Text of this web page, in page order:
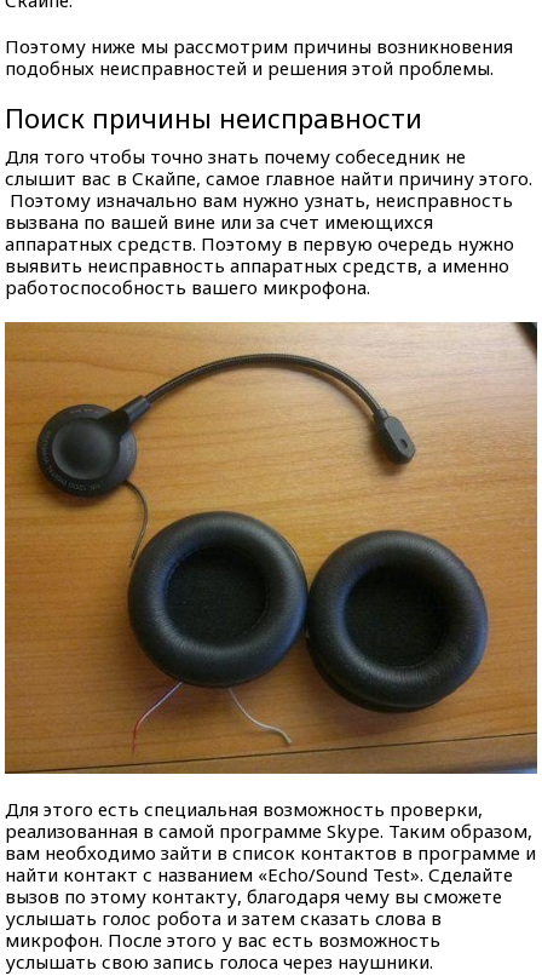
Поэтому ниже мы рассмотрим причины возникновения
подобных неисправностей и решения этой проблемы.
Поиск причины неисправности
Для того чтобы точно знать почему собеседник не
слышит вас в Скайпе, самое главное найти причину этого.
Поэтому изначально вам нужно узнать, неисправность
вызвана по вашей вине или за счет имеющихся
аппаратных средств. Поэтому в первую очередь нужно
выявить неисправность аппаратных средств, а именно
работоспособность вашего микрофона.
Для этого есть специальная возможность проверки,
реализованная в самой программе Skype. Таким образом,
вам необходимо зайти в список контактов в программе и
найти контакт с названием «Echo/Sound Test». Сделайте
вызов по этому контакту, благодаря чему вы сможете
услышать голос робота и затем сказать слова в
микрофон. После этого у вас есть возможность
услышать свою запись голоса через наушники.